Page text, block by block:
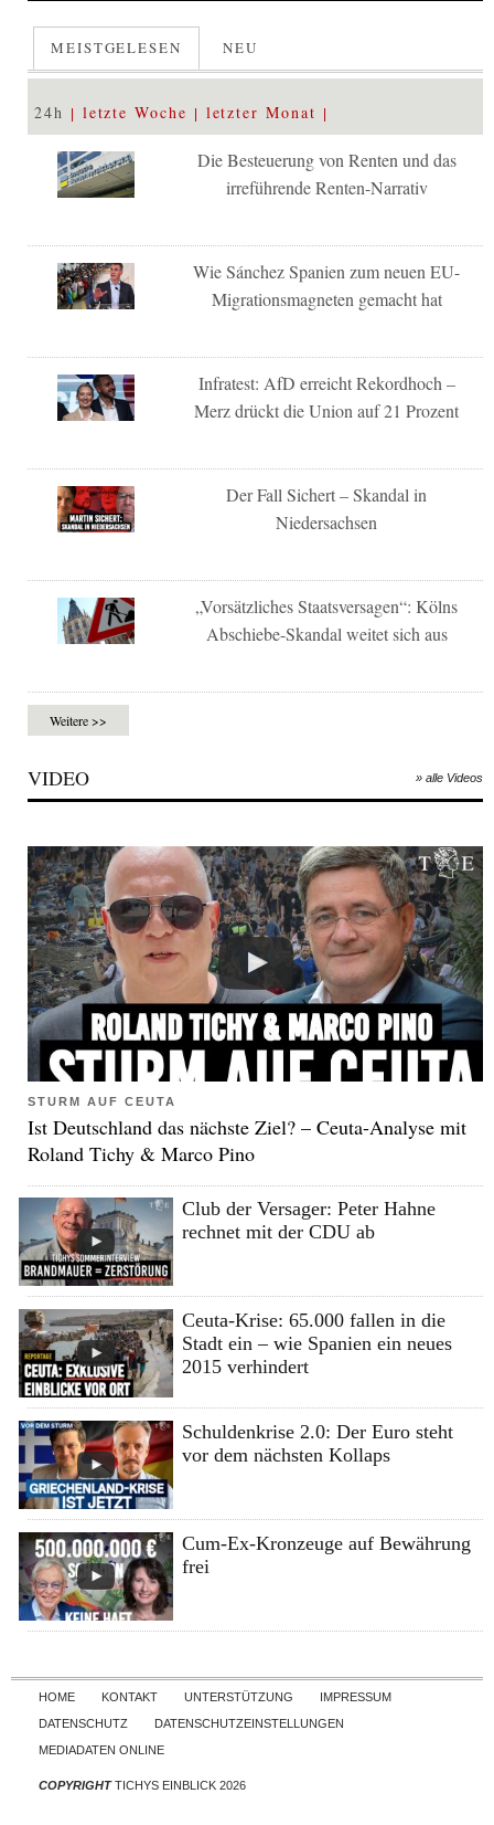
MEISTGELESEN NEU
24h letzte Woche letzter Monat
Die Besteuerung von Renten und das
irreführende Renten-Narrativ
Wie Sánchez Spanien zum neuen EU-
Migrationsmagneten gemacht hat
Infratest: AfD erreicht Rekordhoch –
Merz drückt die Union auf 21 Prozent
Der Fall Sichert – Skandal in
Niedersachsen
„Vorsätzliches Staatsversagen“: Kölns
Abschiebe-Skandal weitet sich aus
Weitere >>
VIDEO » alle Videos
STURM AUF CEUTA
Ist Deutschland das nächste Ziel? – Ceuta-Analyse mit
Roland Tichy & Marco Pino
Club der Versager: Peter Hahne
rechnet mit der CDU ab
Ceuta-Krise: 65.000 fallen in die
Stadt ein – wie Spanien ein neues
2015 verhindert
Schuldenkrise 2.0: Der Euro steht
vor dem nächsten Kollaps
Cum-Ex-Kronzeuge auf Bewährung
frei
Skip to content
HOME KONTAKT UNTERSTÜTZUNG
IMPRESSUM
DATENSCHUTZ
DATENSCHUTZEINSTELLUNGEN
MEDIADATEN ONLINE
COPYRIGHTTICHYS EINBLICK 2026